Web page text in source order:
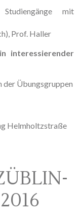
mit
Prof. Haller
interessierender
der Übungsgruppen
Helmholtzstraße